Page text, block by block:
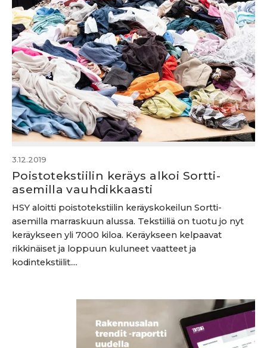
3.12.2019
Poistotekstiilin keräys alkoi Sortti-
asemilla vauhdikkaasti
HSY aloitti poistotekstiilin keräyskokeilun Sortti-
asemilla marraskuun alussa. Tekstiiliä on tuotu jo nyt
keräykseen yli 7000 kiloa. Keräykseen kelpaavat
rikkinäiset ja loppuun kuluneet vaatteet ja
kodintekstiilit....